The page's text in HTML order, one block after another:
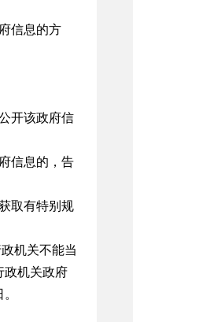
信息的方
开该政府信
信息的，告
取有特别规
机关不能当
政机关政府